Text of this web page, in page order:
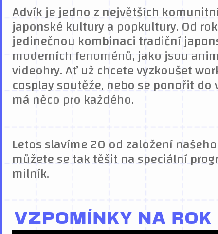
Advík je jedno z největších
japonské kultury a popkultury. Od
jedinečnou kombinaci tradiční
moderních fenoménů, jako jsou
videohry. Ať už chcete vyzkoušet
cosplay soutěže, nebo se ponořit
má něco pro každého.
Letos slavíme 20 od založení
můžete se tak těšit na speciální
milník.
VZPOMÍNKY NA